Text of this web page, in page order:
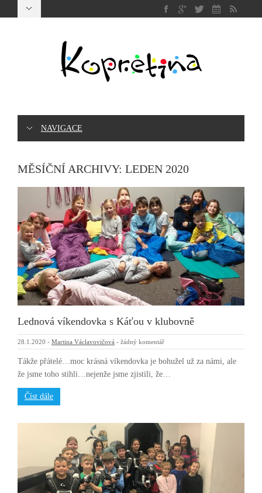
NAVIGACE
MĚSÍČNÍ ARCHIVY: LEDEN 2020
Lednová víkendovka s Káťou v klubovně
28.1.2020 - Martina Václavovičová - žádný komentář
Tákže přátelé…moc krásná víkendovka je bohužel už za námi, ale
že jsme toho stihli…nejenže jsme zjistili, že…
Číst dále